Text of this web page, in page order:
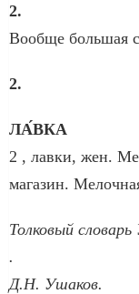
2.
Вообще большая
2.
ЛА́ВКА
2 , лавки, жен.
магазин.
Толковый
.
Д.Н. Ушаков.